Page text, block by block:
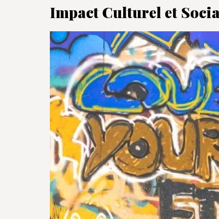
Impact Culturel et